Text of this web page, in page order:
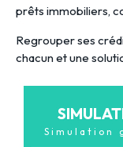
prêts immobiliers,
Regrouper ses
chacun et une
Simulation